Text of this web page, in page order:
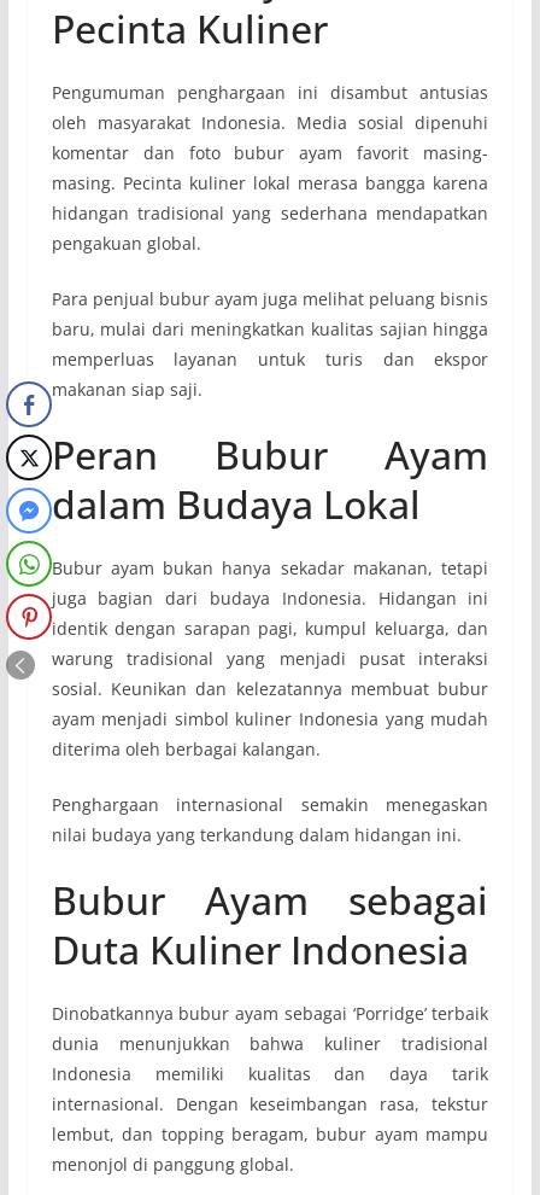
Pecinta Kuliner
Pengumuman penghargaan ini disambut antusias
oleh masyarakat Indonesia. Media sosial dipenuhi
komentar dan foto bubur ayam favorit masing-
masing. Pecinta kuliner lokal merasa bangga karena
hidangan tradisional yang sederhana mendapatkan
pengakuan global.
Para penjual bubur ayam juga melihat peluang bisnis
baru, mulai dari meningkatkan kualitas sajian hingga
memperluas layanan untuk turis dan ekspor
makanan siap saji.
Peran Bubur Ayam
dalam Budaya Lokal
Bubur ayam bukan hanya sekadar makanan, tetapi
juga bagian dari budaya Indonesia. Hidangan ini
identik dengan sarapan pagi, kumpul keluarga, dan
warung tradisional yang menjadi pusat interaksi
sosial. Keunikan dan kelezatannya membuat bubur
ayam menjadi simbol kuliner Indonesia yang mudah
diterima oleh berbagai kalangan.
Penghargaan internasional semakin menegaskan
nilai budaya yang terkandung dalam hidangan ini.
Bubur Ayam sebagai
Duta Kuliner Indonesia
Dinobatkannya bubur ayam sebagai ‘Porridge’ terbaik
dunia menunjukkan bahwa kuliner tradisional
Indonesia memiliki kualitas dan daya tarik
internasional. Dengan keseimbangan rasa, tekstur
lembut, dan topping beragam, bubur ayam mampu
menonjol di panggung global.